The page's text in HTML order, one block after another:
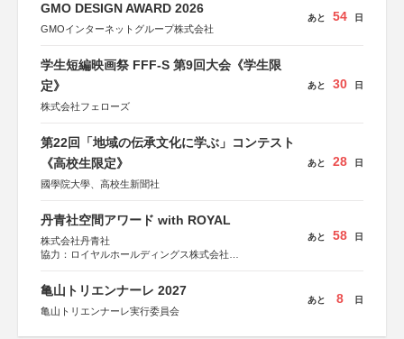
GMO DESIGN AWARD 2026
GMOインターネットグループ株式会社
あと 54 日
学生短編映画祭 FFF-S 第9回大会《学生限
定》
株式会社フェローズ
あと 30 日
第22回「地域の伝承文化に学ぶ」コンテスト
《高校生限定》
國學院大學、高校生新聞社
あと 28 日
丹青社空間アワード with ROYAL
株式会社丹青社
協力：ロイヤルホールディングス株式会社
あと 58 日
亀山トリエンナーレ 2027
亀山トリエンナーレ実行委員会
あと 8 日